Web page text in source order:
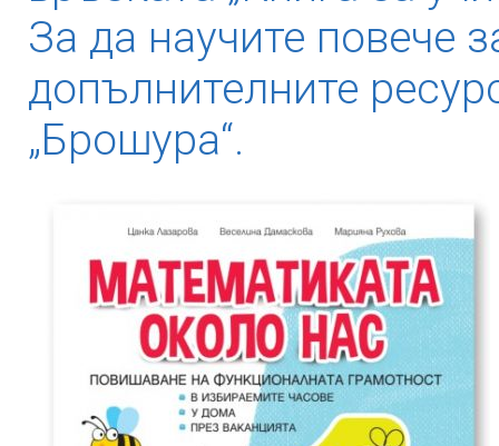
За да научите повече
допълнителните
„Брошура“.